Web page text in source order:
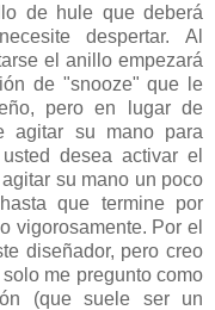
de hule que deberá
despertar. Al
el anillo empezará
de "snooze" que le
pero en lugar de
agitar su mano para
desea activar el
su mano un poco
que termine por
vigorosamente. Por el
diseñador, pero creo
me pregunto como
(que suele ser un